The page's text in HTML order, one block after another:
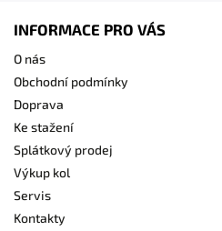
INFORMACE PRO VÁS
O nás
Obchodní podmínky
Doprava
Ke stažení
Splátkový prodej
Výkup kol
Servis
Kontakty